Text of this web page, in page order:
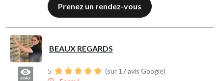
Prenez un rendez-vous
BEAUX REGARDS
5
(sur 17 avis Google)